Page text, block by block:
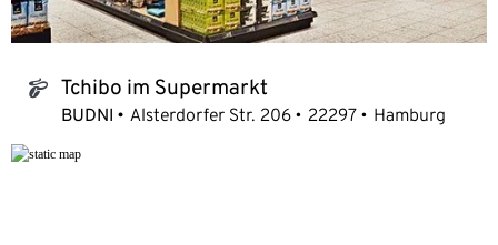
tchibo_logo Tchibo im Supermarkt
BUDNI Alsterdorfer Str. 206 22297 Hamburg